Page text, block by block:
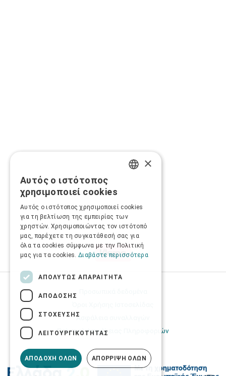
Ασφάλεια συναλλαγών
Πολιτική Ασφάλειας Πληροφοριών
×
Αυτός ο ιστότοπος
χρησιμοποιεί cookies
Αυτός ο ιστότοπος χρησιμοποιεί cookies
για τη βελτίωση της εμπειρίας των
χρηστών. Χρησιμοποιώντας τον ιστότοπό
μας, παρέχετε τη συγκατάθεσή σας για
όλα τα cookies σύμφωνα με την Πολιτική
μας για τα cookies. Διαβάστε περισσότερα
ΑΠΟΛΎΤΩΣ ΑΠΑΡΑΊΤΗΤΑ
ΑΠΌΔΟΣΗΣ
ΣΤΌΧΕΥΣΗΣ
ΛΕΙΤΟΥΡΓΙΚΌΤΗΤΑΣ
ΑΠΟΔΟΧΉ ΌΛΩΝ ΑΠΌΡΡΙΨΗ ΌΛΩΝ